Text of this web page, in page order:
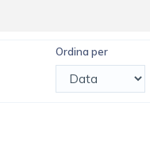
Ordina per